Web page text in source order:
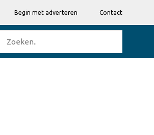
Begin met adverteren Contact